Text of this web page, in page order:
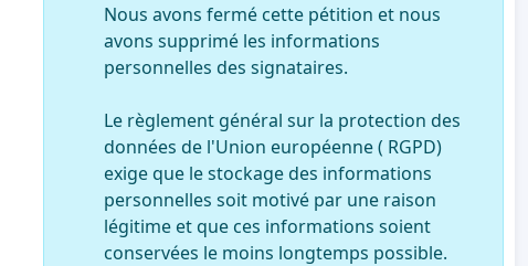
Nous avons fermé cette pétition et nous
avons supprimé les informations
personnelles des signataires.
Le règlement général sur la protection des
données de l'Union européenne ( RGPD)
exige que le stockage des informations
personnelles soit motivé par une raison
légitime et que ces informations soient
conservées le moins longtemps possible.